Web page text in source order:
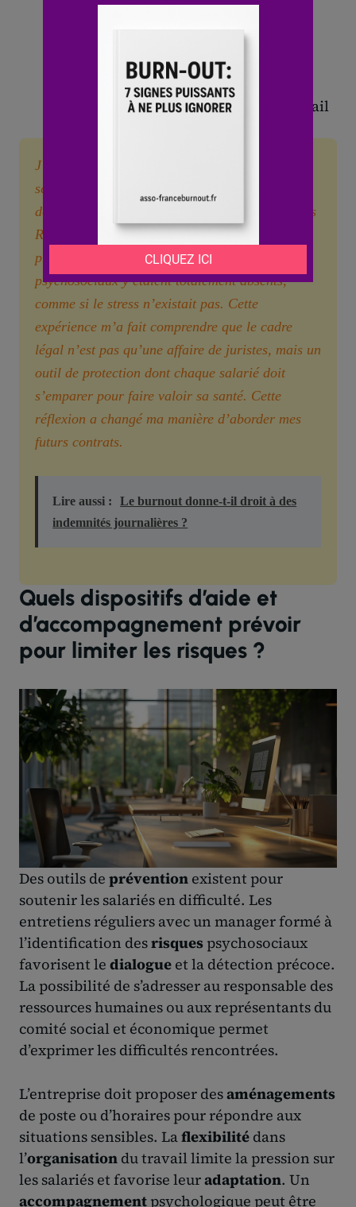
interpersonnelles
Signalement destressou de
Consultation de la médecine du travail
J’ai longtemps pensé que ma fatigue était ma
seule responsabilité, jusqu’au jour où j’ai
découvert le Document Unique d’Évaluation des
Risques (DUER) de ma propre structure. Ma
prise de conscience a été radicale : les risques
psychosociaux y étaient totalement absents,
comme si le stress n’existait pas. Cette
expérience m’a fait comprendre que le cadre
légal n’est pas qu’une affaire de juristes, mais un
outil de protection dont chaque salarié doit
s’emparer pour faire valoir sa santé. Cette
réflexion a changé ma manière d’aborder mes
futurs contrats.
Lire aussi :
Le burnout donne-t-il droit à des
indemnités journalières ?
Quels dispositifs d’aide et
d’accompagnement prévoir
pour limiter les risques ?
Des outils de prévention existent pour
soutenir les salariés en difficulté. Les
entretiens réguliers avec un manager formé à
l’identification desrisques psychosociaux
favorisent le dialogue et la détection précoce.
La possibilité de s’adresser au responsable des
ressources humaines ou aux représentants du
comité social et économique permet
d’exprimer les difficultés rencontrées.
L’entreprise doit proposer desaménagements
de poste ou d’horaires pour répondre aux
situations sensibles. Laflexibilité dans
l’organisation du travail limite la pression sur
les salariés et favorise leuradaptation. Un
accompagnement psychologique peut être